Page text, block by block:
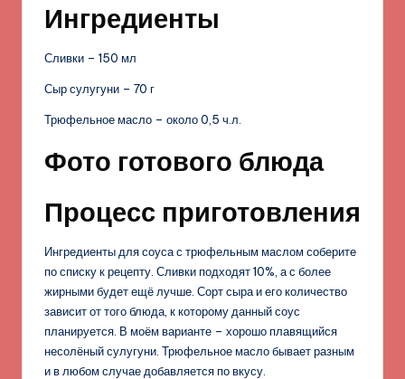
Ингредиенты
Сливки – 150 мл
Сыр сулугуни – 70 г
Трюфельное масло – около 0,5 ч.л.
Фото готового блюда
Процесс приготовления
Ингредиенты для соуса с трюфельным маслом соберите
по списку к рецепту. Сливки подходят 10%, а с более
жирными будет ещё лучше. Сорт сыра и его количество
зависит от того блюда, к которому данный соус
планируется. В моём варианте – хорошо плавящийся
несолёный сулугуни. Трюфельное масло бывает разным
и в любом случае добавляется по вкусу.